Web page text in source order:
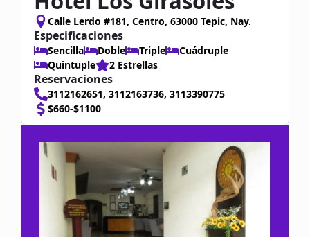
Calle Lerdo #181, Centro, 63000 Tepic, Nay.
Especificaciones
Sencilla Doble Triple
Cuádruple
Quintuple
2 Estrellas
Reservaciones
3112162651, 3112163736, 3113390775
$660-$1100